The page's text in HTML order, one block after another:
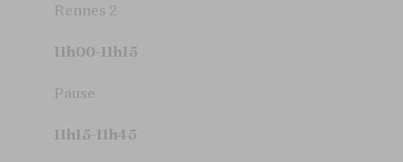
Rennes 2
11h00-11h15
Pause
11h15-11h45